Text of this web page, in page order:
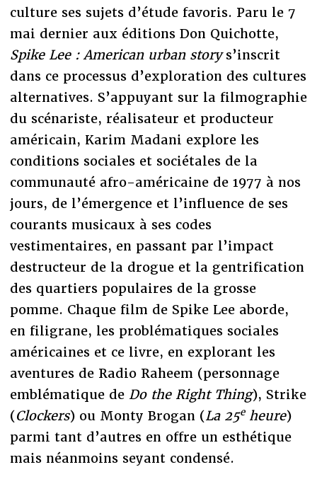
culture ses sujets d’étude favoris. Paru le 7
mai dernier aux éditions Don Quichotte,
Spike Lee : American urban storys’inscrit
dans ce processus d’exploration des cultures
alternatives. S’appuyant sur la filmographie
du scénariste, réalisateur et producteur
américain, Karim Madani explore les
conditions sociales et sociétales de la
communauté afro-américaine de 1977 à nos
jours, de l’émergence et l’influence de ses
courants musicaux à ses codes
vestimentaires, en passant par l’impact
destructeur de la drogue et la gentrification
des quartiers populaires de la grosse
pomme. Chaque film de Spike Lee aborde,
en filigrane, les problématiques sociales
américaines et ce livre, en explorant les
aventures de Radio Raheem (personnage
emblématique de Do the Right Thing), Strike
(Clockers) ou Monty Brogan (La 25eheure)
parmi tant d’autres en offre un esthétique
mais néanmoins seyant condensé.